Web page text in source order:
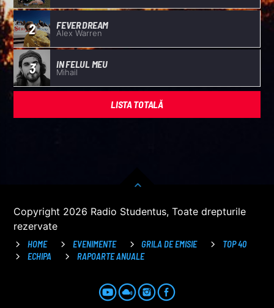
2 FEVER DREAM
Alex Warren
3 IN FELUL MEU
Mihail
LISTA TOTALĂ
Copyright 2026 Radio Studentus, Toate drepturile
rezervate
HOME EVENIMENTE GRILA DE EMISIE
TOP 40
ECHIPA
RAPOARTE ANUALE